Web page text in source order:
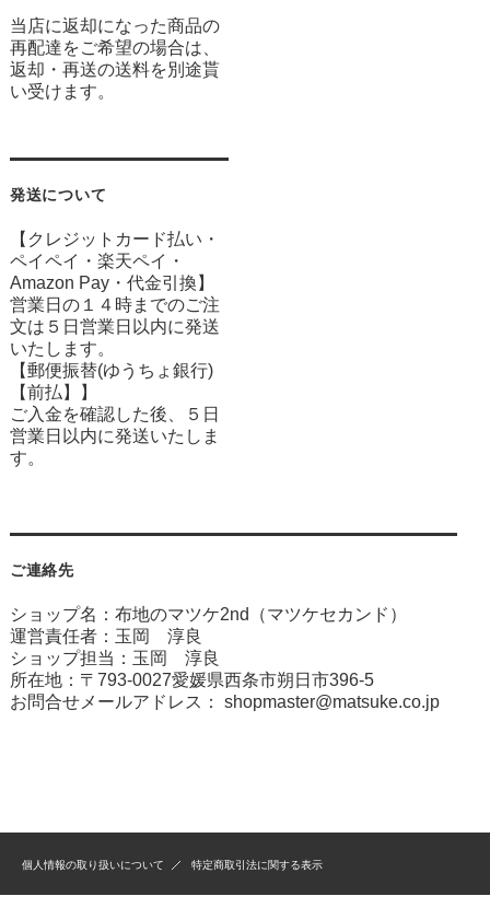
当店に返却になった商品の
再配達をご希望の場合は、
返却・再送の送料を別途貰
い受けます。
発送について
【クレジットカード払い・
ペイペイ・楽天ペイ・
Amazon Pay・ 代金引換】
営業日の１４時までのご注
文は５日営業日以内に発送
いたします。
【郵便振替(ゆうちょ銀行)
【前払】】
ご入金を確認した後、５日
営業日以内に発送いたしま
す。
ご連絡先
ショップ名：布地のマツケ2nd（マツケセカンド）
運営責任者：玉岡 淳良
ショップ担当：玉岡 淳良
所在地：〒793-0027愛媛県西条市朔日市396-5
お問合せメールアドレス： shopmaster@matsuke.co.jp
個人情報の取り扱いについて 特定商取引法に関する表示